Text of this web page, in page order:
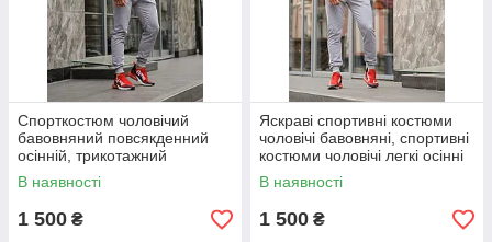
Спорткостюм чоловічий
бавовняний повсякденний
осінній, трикотажний
спортивний костюм чоловічий
для прогулянок і бігу
В наявності
1 500 ₴
Яскраві спортивні костюми
чоловічі бавовняні, спортивні
костюми чоловічі легкі осінні
та весняні трикотаж хб
В наявності
1 500 ₴